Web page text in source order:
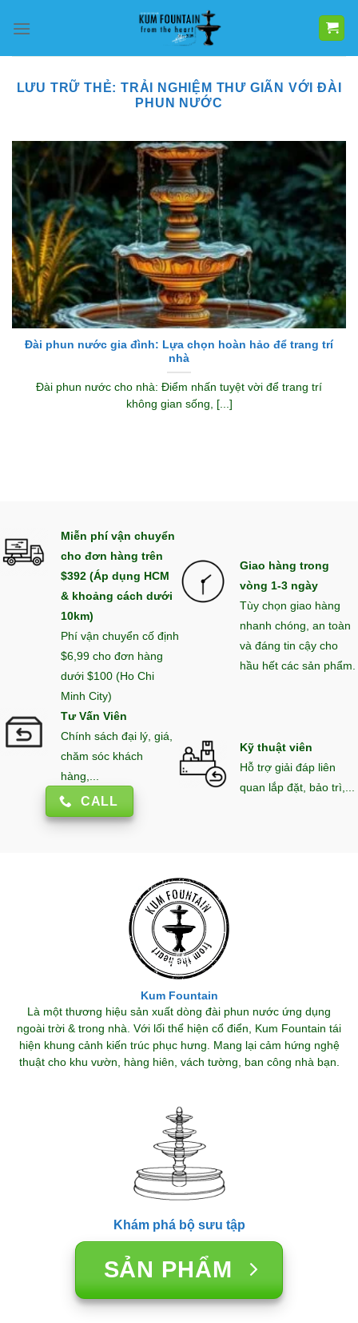
qua
LƯU TRỮ THẺ: TRẢI NGHIỆM THƯ GIÃN VỚI ĐÀI
PHUN NƯỚC
Đài phun nước gia đình: Lựa chọn hoàn hảo để trang trí
nhà
Đài phun nước cho nhà: Điểm nhấn tuyệt vời để trang trí
không gian sống, [...]
Miễn phí vận chuyển
cho đơn hàng trên
$392 (Áp dụng HCM
& khoảng cách dưới
10km)
Phí vận chuyển cố định
$6,99 cho đơn hàng
dưới $100 (Ho Chi
Minh City)
Giao hàng trong
vòng 1-3 ngày
Tùy chọn giao hàng
nhanh chóng, an toàn
và đáng tin cậy cho
hầu hết các sản phẩm.
Tư Vấn Viên
Chính sách đại lý, giá,
chăm sóc khách
hàng,...
CALL
Kỹ thuật viên
Hỗ trợ giải đáp liên
quan lắp đặt, bảo trì,...
Kum Fountain
Là một thương hiệu sản xuất dòng đài phun nước ứng dụng
ngoài trời & trong nhà. Với lối thể hiện cổ điển, Kum Fountain tái
hiện khung cảnh kiến trúc phục hưng. Mang lại cảm hứng nghệ
thuật cho khu vườn, hàng hiên, vách tường, ban công nhà bạn.
Khám phá bộ sưu tập
SẢN PHẨM